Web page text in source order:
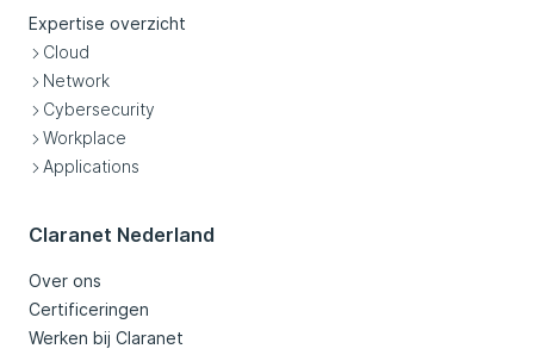
Expertise overzicht
Cloud
Network
Cybersecurity
Workplace
Applications
Claranet Nederland
Over ons
Certificeringen
Werken bij Claranet